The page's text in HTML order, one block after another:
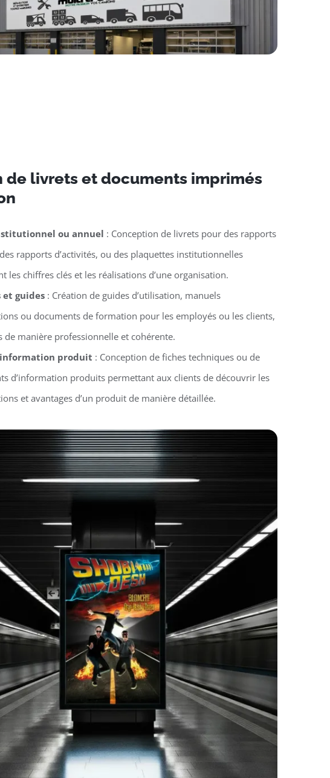
de livrets et documents imprimés
ou annuel : Conception de livrets pour des rapports
rapports d’activités, ou des plaquettes institutionnelles
les chiffres clés et les réalisations d’une organisation.
et guides : Création de guides d’utilisation, manuels
ou documents de formation pour les employés ou les clients,
de manière professionnelle et cohérente.
produit : Conception de fiches techniques ou de
d’information produits permettant aux clients de découvrir les
et avantages d’un produit de manière détaillée.